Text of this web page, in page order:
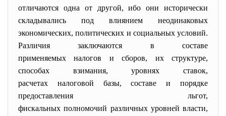
отличаются одна от другой, ибо они исторически
складывались под влиянием неодинаковых
экономических, политических и социальных условий.
Различия заключаются в составе
применяемыхналогов исборов, их структуре,
способах взимания, уровнях ставок,
расчетах налоговой базы, составе и порядке
предоставления льгот,
фискальныхполномочий различных уровней власти,